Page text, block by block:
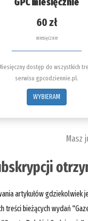
60 zł
miesięcznie
dostęp do wszystkich
serwisu gpcodziennie.pl.
WYBIERAM
Masz
artykułów gdziekolwiek
treści bieżących wydań